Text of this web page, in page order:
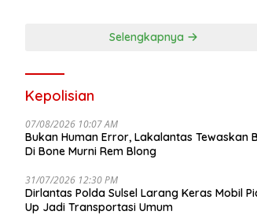
Selengkapnya
Kepolisian
07/08/2026 10:07 AM
Bukan Human Error, Lakalantas Tewaskan
Di Bone Murni Rem Blong
31/07/2026 12:30 PM
Dirlantas Polda Sulsel Larang Keras Mobil
Up Jadi Transportasi Umum